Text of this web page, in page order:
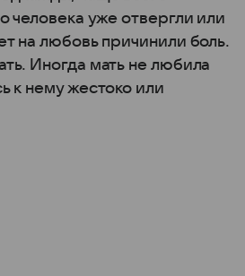
человека уже отвергли или
на любовь причинили боль.
Иногда мать не любила
к нему жестоко или